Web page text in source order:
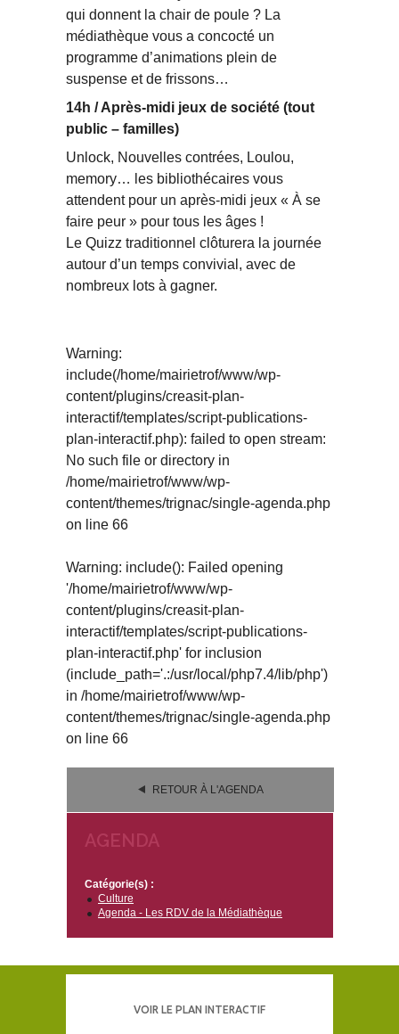
qui donnent la chair de poule ? La
médiathèque vous a concocté un
programme d’animations plein de
suspense et de frissons…
14h / Après-midi jeux de société (tout
public – familles)
Unlock, Nouvelles contrées, Loulou,
memory… les bibliothécaires vous
attendent pour un après-midi jeux « À se
faire peur » pour tous les âges !
Le Quizz traditionnel clôturera la journée
autour d’un temps convivial, avec de
nombreux lots à gagner.
Warning:
include(/home/mairietrof/www/wp-
content/plugins/creasit-plan-
interactif/templates/script-publications-
plan-interactif.php): failed to open stream:
No such file or directory in
/home/mairietrof/www/wp-
content/themes/trignac/single-agenda.php
on line 66
Warning: include(): Failed opening
'/home/mairietrof/www/wp-
content/plugins/creasit-plan-
interactif/templates/script-publications-
plan-interactif.php' for inclusion
(include_path='.:/usr/local/php7.4/lib/php')
in /home/mairietrof/www/wp-
content/themes/trignac/single-agenda.php
on line 66
RETOUR À L'AGENDA
AGENDA
Catégorie(s) :
Culture
Agenda - Les RDV de la Médiathèque
VOIR LE PLAN INTERACTIF